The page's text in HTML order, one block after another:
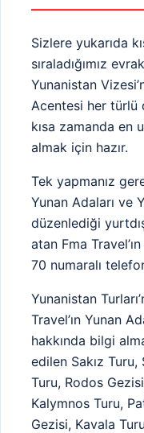
Sizlere yukarıda
sıraladığımız
Yunanistan
Acentesi her türlü
kısa zamanda en
almak için hazır.
Tek yapmanız
Yunan Adaları ve
düzenlediği
atan Fma
70 numaralı
Yunanistan
Travel’ın Yunan
hakkında bilgi
edilen Sakız
Turu, Rodos
Kalymnos Turu,
Gezisi, Kavala